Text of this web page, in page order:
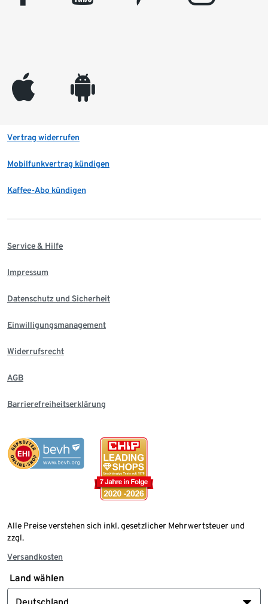
appleinc android
Vertrag widerrufen
Mobilfunkvertrag kündigen
Kaffee-Abo kündigen
Service & Hilfe
Impressum
Datenschutz und Sicherheit
Einwilligungsmanagement
Widerrufsrecht
AGB
Barrierefreiheitserklärung
Alle Preise verstehen sich inkl. gesetzlicher Mehrwertsteuer und
zzgl.
Versandkosten
Land wählen